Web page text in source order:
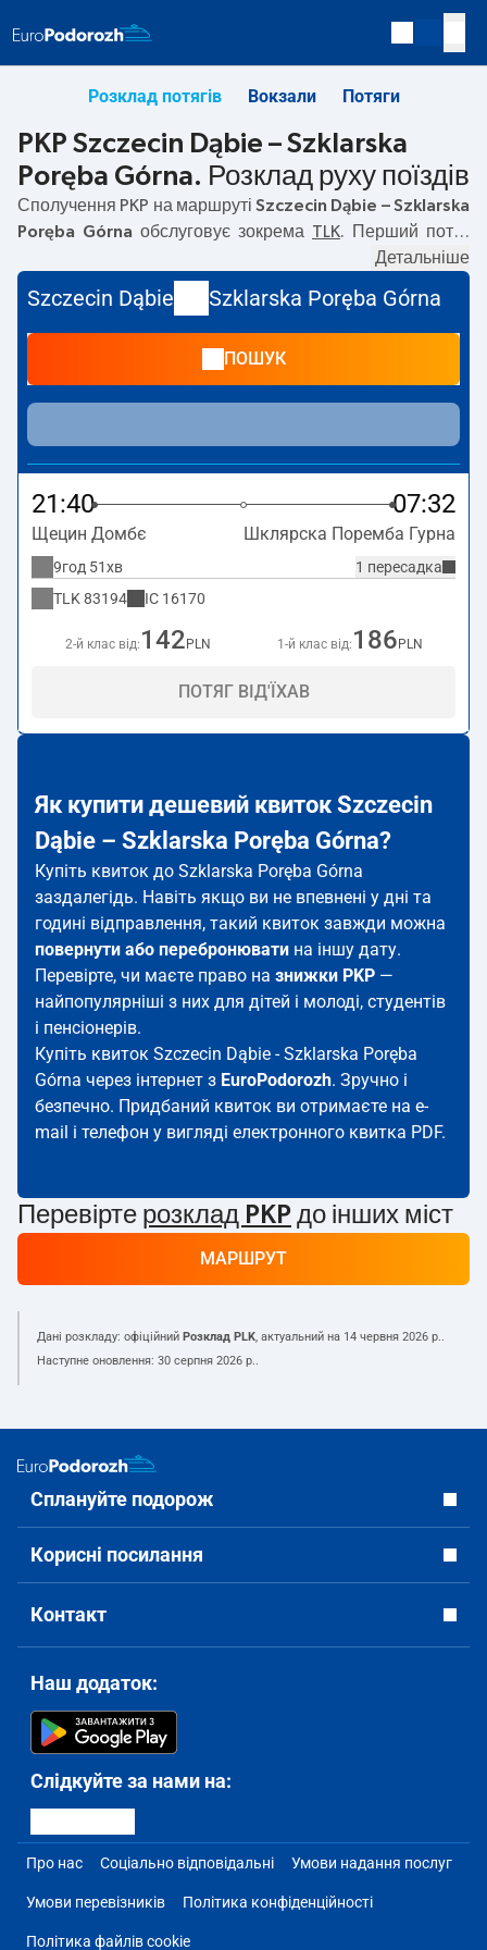
Розклад потягів Вокзали Потяги
PKP Szczecin Dąbie – Szklarska
Poręba Górna. Розклад руху поїздів
Сполучення PKP на маршруті Szczecin Dąbie – Szklarska
Poręba Górna обслуговує зокрема TLK. Перший потяг
з вокзалу PKP Szczecin Dąbie. Останній
потяг до Szklarska Poręba Górna вирушає о 21:40. Наразі
на маршрутіSzczecin Dąbie–Szklarska Poręba Górna
курсують інші потяги перевізника PKP Intercity. Потяг
завершує маршрут на станції Szklarska Poręba Górna.
Детальніше
Szczecin Dąbie Szklarska Poręba Górna
ПОШУК
21:40 07:32
Щецин Домбє Шклярска Поремба Гурна
1 пересадка
9год 51хв
TLK 83194 IC 16170
2-й клас від: 142 PLN 1-й клас від: 186 PLN
ПОТЯГ ВІД'ЇХАВ
Як купити дешевий квиток Szczecin
Dąbie – Szklarska Poręba Górna?
Купіть квиток до Szklarska Poręba Górna
заздалегідь. Навіть якщо ви не впевнені у дні та
годині відправлення, такий квиток завжди можна
повернути або перебронювати на іншу дату.
Перевірте, чи маєте право на знижки PKP —
найпопулярніші з них для дітей і молоді, студентів
і пенсіонерів.
Купіть квиток Szczecin Dąbie - Szklarska Poręba
Górna через інтернет з EuroPodorozh. Зручно і
безпечно. Придбаний квиток ви отримаєте на e-
mail і телефон у вигляді електронного квитка PDF.
Перевірте розклад PKP до інших міст
МАРШРУТ
Дані розкладу: офіційний Розклад PLK, актуальний на 14 червня 2026 р..
Наступне оновлення: 30 серпня 2026 р..
Сплануйте подорож
Корисні посилання
Контакт
Наш додаток:
Слідкуйте за нами на:
Про нас Соціально відповідальні Умови надання послуг
Умови перевізників Політика конфіденційності
Політика файлів cookie